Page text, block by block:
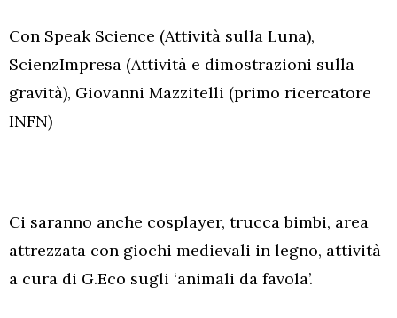
Con Speak Science (Attività sulla Luna),
ScienzImpresa (Attività e dimostrazioni sulla
gravità), Giovanni Mazzitelli (primo ricercatore
INFN)
Ci saranno anche cosplayer, trucca bimbi, area
attrezzata con giochi medievali in legno, attività
a cura di G.Eco sugli ‘animali da favola’.